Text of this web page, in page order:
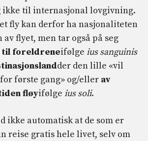
ikke til internasjonal lovgivning.
fly kan derfor ha nasjonaliteten
flyet, men tar også på seg
til foreldreneifølge ius sanguinis
der den lille «vil
første gang» og/eller av
fløyifølge ius soli.
ikke automatisk at de som er
reise gratis hele livet, selv om